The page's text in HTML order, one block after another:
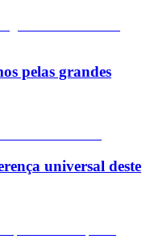
pelas grandes
universal deste